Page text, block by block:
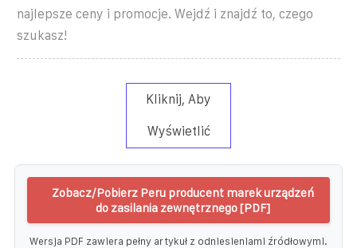
najlepsze ceny i promocje. Wejdź i znajdź to, czego
szukasz!
Kliknij, Aby
Wyświetlić
Zobacz/Pobierz Peru producent marek urządzeń
do zasilania zewnętrznego [PDF]
Wersja PDF zawiera pełny artykuł z odniesieniami źródłowymi.